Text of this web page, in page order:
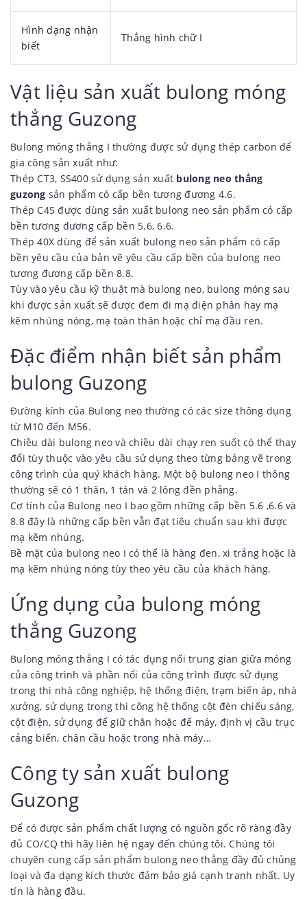
Hình dạng nhận
biết
Thẳng hình chữ I
Vật liệu sản xuất bulong móng
thẳng Guzong
Bulong móng thẳng I thường được sử dụng thép carbon để
gia công sản xuất như:
Thép CT3, SS400 sử dụng sản xuất bulong neo thẳng
guzong sản phẩm có cấp bền tương đương 4.6.
Thép C45 được dùng sản xuất bulong neo sản phẩm có cấp
bền tương đương cấp bền 5.6, 6.6.
Thép 40X dùng để sản xuất bulong neo sản phẩm có cấp
bền yêu cầu của bản vẽ yêu cầu cấp bền của bulong neo
tương đương cấp bền 8.8.
Tùy vào yêu cầu kỹ thuật mà bulong neo, bulong móng sau
khi được sản xuất sẽ được đem đi mạ điện phân hay mạ
kẽm nhúng nóng, mạ toàn thân hoặc chỉ mạ đầu ren.
Đặc điểm nhận biết sản phẩm
bulong Guzong
Đường kính của Bulong neo thường có các size thông dụng
từ M10 đến M56.
Chiều dài bulong neo và chiều dài chạy ren suốt có thể thay
đổi tùy thuộc vào yêu cầu sử dụng theo từng bảng vẽ trong
công trình của quý khách hàng. Một bộ bulong neo I thông
thường sẽ có 1 thân, 1 tán và 2 lông đền phẳng.
Cơ tính của Bulong neo I bao gồm những cấp bền 5.6 ,6.6 và
8.8 đây là những cấp bền vẫn đạt tiêu chuẩn sau khi được
mạ kẽm nhúng.
Bề mặt của bulong neo I có thể là hàng đen, xi trắng hoặc là
mạ kẽm nhúng nóng tùy theo yêu cầu của khách hàng.
Ứng dụng của bulong móng
thẳng Guzong
Bulong móng thẳng I có tác dụng nối trung gian giữa móng
của công trình và phần nổi của công trình được sử dụng
trong thi nhà công nghiệp, hệ thống điện, trạm biến áp, nhà
xưởng, sử dụng trong thi công hệ thống cột đèn chiếu sáng,
cột điện, sử dụng để giữ chân hoặc đế máy, định vị cầu trục
cảng biển, chân cầu hoặc trong nhà máy…
Công ty sản xuất bulong
Guzong
Để có được sản phẩm chất lượng có nguồn gốc rõ ràng đầy
đủ CO/CQ thì hãy liên hệ ngay đến chúng tôi. Chúng tôi
chuyên cung cấp sản phẩm bulong neo thẳng đầy đủ chủng
loại và đa dạng kích thước đảm bảo giá cạnh tranh nhất. Uy
tín là hàng đầu.